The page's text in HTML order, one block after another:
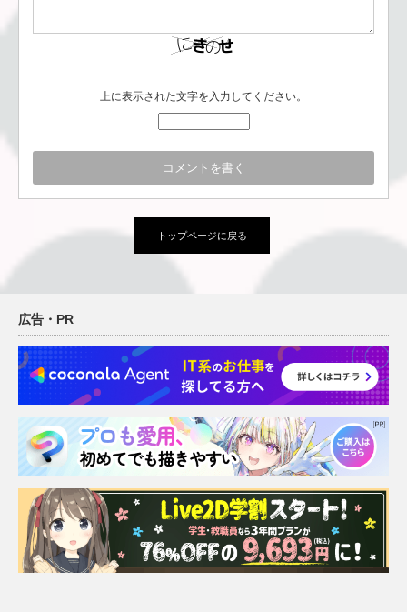
上に表示された文字を入力してください。
トップページに戻る
広告・PR